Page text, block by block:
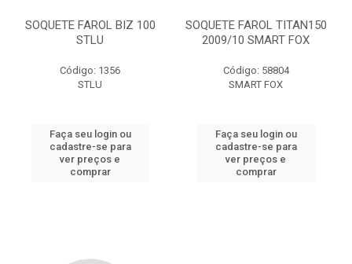
SOQUETE FAROL BIZ 100
STLU
Código: 1356
STLU
Faça seu login ou
cadastre-se para
ver preços e
comprar
SOQUETE FAROL TITAN150
2009/10 SMART FOX
Código: 58804
SMART FOX
Faça seu login ou
cadastre-se para
ver preços e
comprar